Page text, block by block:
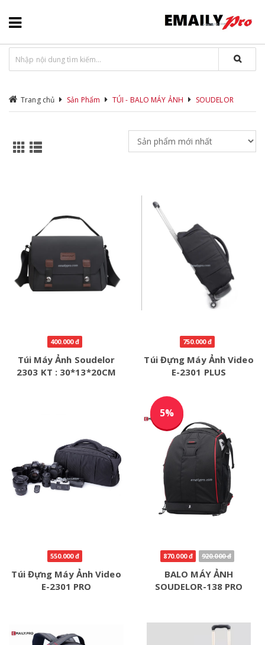
Trang chủ Sản Phẩm TÚI - BALO MÁY ẢNH SOUDELOR
400.000 đ
Túi Máy Ảnh Soudelor
2303 KT : 30*13*20CM
750.000 đ
Túi Đựng Máy Ảnh Video
E-2301 PLUS
550.000 đ
Túi Đựng Máy Ảnh Video
E-2301 PRO
5%
870.000 đ 920.000 đ
BALO MÁY ẢNH
SOUDELOR-138 PRO